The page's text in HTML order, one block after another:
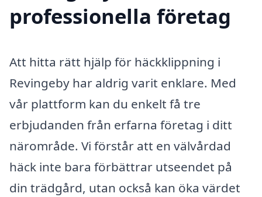
professionella företag
Att hitta rätt hjälp för häckklippning i
Revingeby har aldrig varit enklare. Med
vår plattform kan du enkelt få tre
erbjudanden från erfarna företag i ditt
närområde. Vi förstår att en välvårdad
häck inte bara förbättrar utseendet på
din trädgård, utan också kan öka värdet